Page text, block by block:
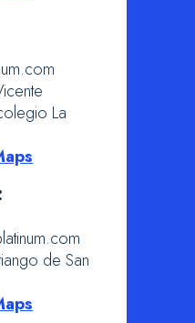
La
de San